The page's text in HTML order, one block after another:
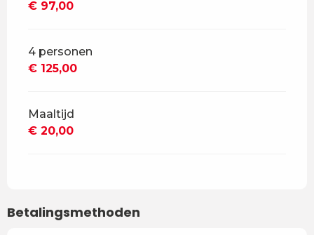
€ 97,00
4 personen
€ 125,00
Maaltijd
€ 20,00
Betalingsmethoden